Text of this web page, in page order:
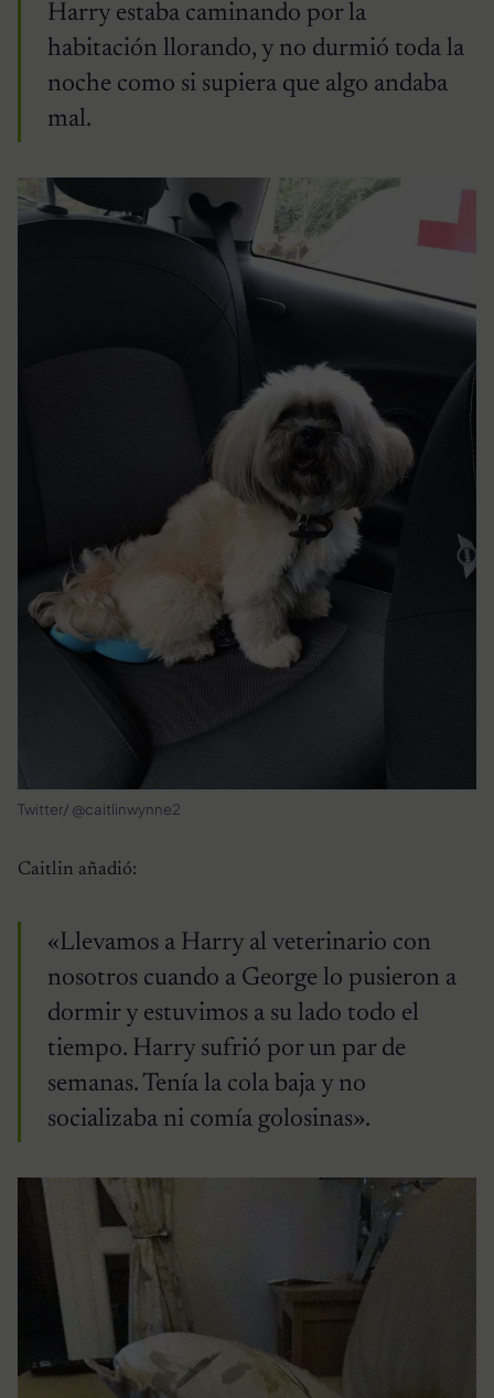
Harry estaba caminando por la
habitación llorando, y no durmió toda la
noche como si supiera que algo andaba
mal.
Twitter/ @caitlinwynne2
Caitlin añadió:
«Llevamos a Harry al veterinario con
nosotros cuando a George lo pusieron a
dormir y estuvimos a su lado todo el
tiempo. Harry sufrió por un par de
semanas. Tenía la cola baja y no
socializaba ni comía golosinas».